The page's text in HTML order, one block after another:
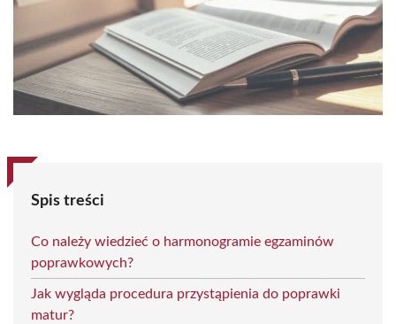
Spis treści
Co należy wiedzieć o harmonogramie egzaminów
poprawkowych?
Jak wygląda procedura przystąpienia do poprawki
matur?